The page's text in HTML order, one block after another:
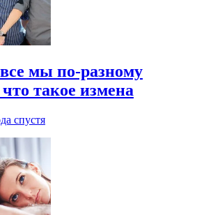
мы по-разному
такое измена
спустя